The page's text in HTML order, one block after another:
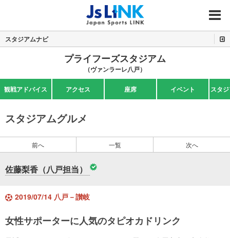
MENU
スタジアムナビ
プライフーズスタジアム
（ヴァンラーレ八戸）
観戦アドバイス アクセス 座席 イベント スタ
スタジアムグルメ
前へ 一覧 次へ
佐藤梨香（八戸担当）
2019/07/14 八戸－讃岐
女性サポーターに人気のタピオカドリンク